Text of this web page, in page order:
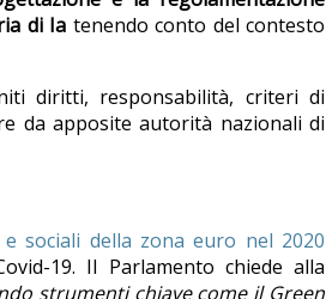
di Ia tenendo conto del contesto
diritti, responsabilità, criteri di
da apposite autorità nazionali di
e sociali della zona euro nel 2020
19. Il Parlamento chiede alla
strumenti chiave come il Green